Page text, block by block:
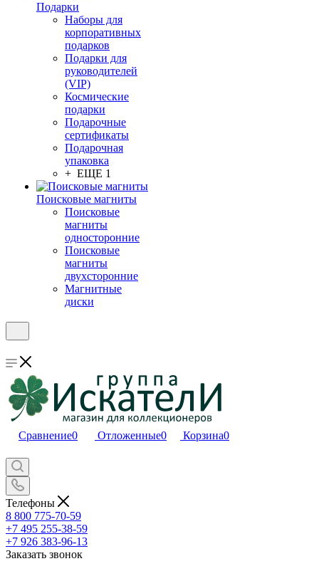
Подарки
Наборы для
корпоративных
подарков
Подарки для
руководителей
(VIP)
Космические
подарки
Подарочные
сертификаты
Подарочная
упаковка
+ ЕЩЕ 1
Поисковые магниты
Поисковые
магниты
односторонние
Поисковые
магниты
двухсторонние
Магнитные
диски
Сравнение0 Отложенные0 Корзина0
Телефоны
8 800 775-70-59
+7 495 255-38-59
+7 926 383-96-13
Заказать звонок